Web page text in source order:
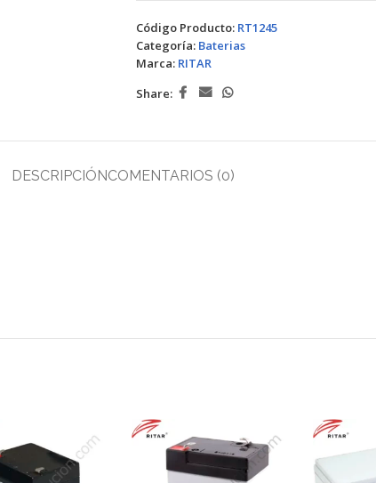
Código Producto: RT1245
Categoría: Baterias
Marca: RITAR
Share:
DESCRIPCIÓNCOMENTARIOS (0)